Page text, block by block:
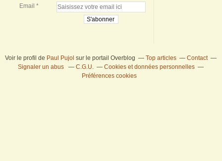
Email
Voir le profil de Paul Pujol sur le portail Overblog Top articles
Contact
Signaler un abus
C.G.U.
Cookies et données personnelles
Préférences cookies